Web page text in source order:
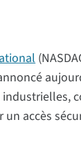
accès